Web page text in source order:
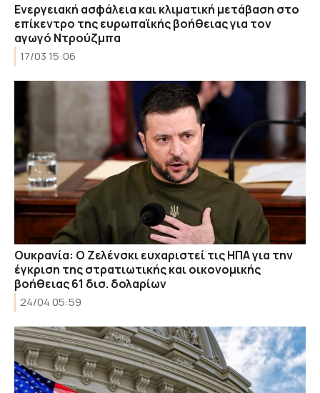
Ενεργειακή ασφάλεια και κλιματική μετάβαση στο
επίκεντρο της ευρωπαϊκής βοήθειας για τον
αγωγό Ντρούζμπα
17/03 15:06
Ουκρανία: Ο Ζελένσκι ευχαριστεί τις ΗΠΑ για την
έγκριση της στρατιωτικής και οικονομικής
βοήθειας 61 δισ. δολαρίων
24/04 05:59